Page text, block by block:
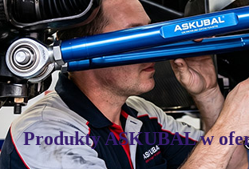
Produkty ASKUBAL w